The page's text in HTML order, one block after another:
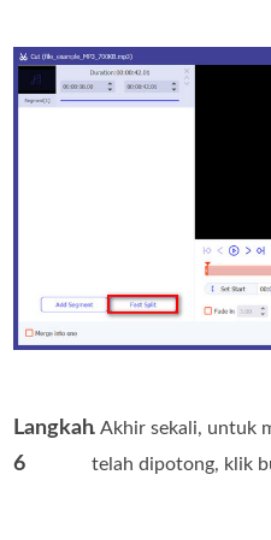
Langkah
6
. Akhir sekali, untuk
telah dipotong, klik